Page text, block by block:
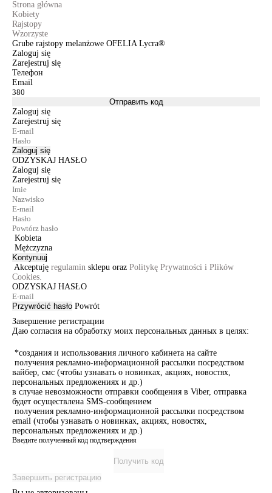
Strona główna
Kobiety
Rajstopy
Wzorzyste
Grube rajstopy melanżowe OFELIA Lycra®
Zaloguj się
Zarejestruj się
Телефон
Email
Отправить код
Zaloguj się
Zarejestruj się
Zaloguj się
ODZYSKAJ HASŁO
Zaloguj się
Zarejestruj się
Kobieta
Mężczyzna
Kontynuuj
Akceptuję regulamin sklepu oraz Politykę Prywatności i Plików
Cookies.
ODZYSKAJ HASŁO
Przywrócić hasło Powrót
Завершение регистрации
Даю согласия на обработку моих персональных данных в целях:
*создания и использования личного кабинета на сайте
получения рекламно-информационной рассылки посредством
вайбер, смс (чтобы узнавать о новинках, акциях, новостях,
персональных предложениях и др.)
в случае невозможности отправки сообщения в Viber, отправка
будет осуществлена SMS-сообщением
получения рекламно-информационной рассылки посредством
email (чтобы узнавать о новинках, акциях, новостях,
персональных предложениях и др.)
Введите полученный код подтверждения
Получить код
Завершить регистрацию